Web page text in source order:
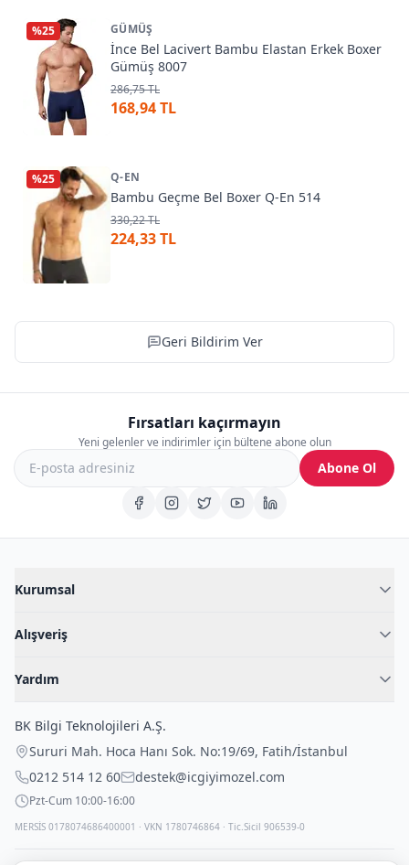
%25 GÜMÜŞ
İnce Bel Lacivert Bambu Elastan Erkek Boxer
Gümüş 8007
286,75 TL
168,94 TL
%25 Q-EN
Bambu Geçme Bel Boxer Q-En 514
330,22 TL
224,33 TL
Geri Bildirim Ver
Fırsatları kaçırmayın
Yeni gelenler ve indirimler için bültene abone olun
Abone Ol
Kurumsal
Blog
İç Giyim Rehberi
Alışveriş
Fantazi İç Giyim
Çocuk İç Giyim
Outlet Fırsatları
Yardım
İade Politikası
Gizli Paketleme
BK Bilgi Teknolojileri A.Ş.
Sururi Mah. Hoca Hanı Sok. No:19/69, Fatih/İstanbul
0212 514 12 60
destek@icgiyimozel.com
Pzt-Cum 10:00-16:00
MERSİS 0178074686400001 · VKN 1780746864 · Tic.Sicil 906539-0